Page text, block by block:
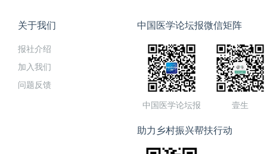
关于我们
报社介绍
加入我们
问题反馈
中国医学论坛报微信矩阵
中国医学论坛报 壹生
助力乡村振兴帮扶行动